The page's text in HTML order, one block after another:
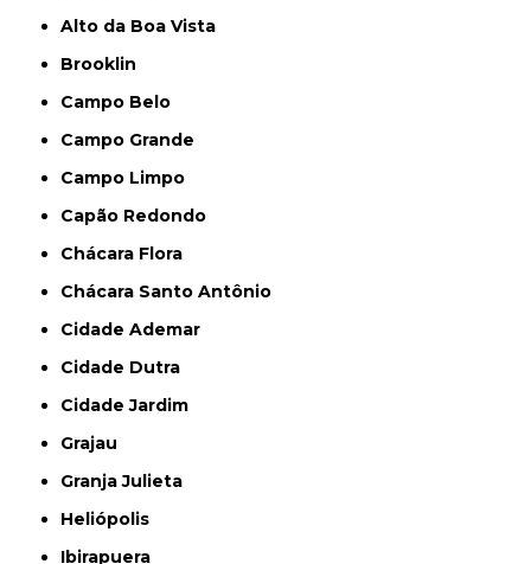
Alto da Boa Vista
Brooklin
Campo Belo
Campo Grande
Campo Limpo
Capão Redondo
Chácara Flora
Chácara Santo Antônio
Cidade Ademar
Cidade Dutra
Cidade Jardim
Grajau
Granja Julieta
Heliópolis
Ibirapuera